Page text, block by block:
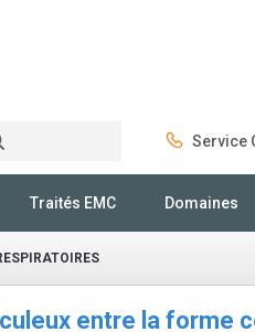
Service
Traités EMC Domaines
entre la forme